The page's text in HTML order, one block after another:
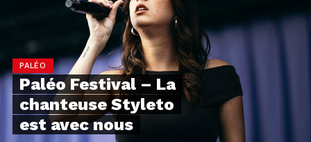
PALÉO
Paléo Festival – La
chanteuse Styleto
est avec nous